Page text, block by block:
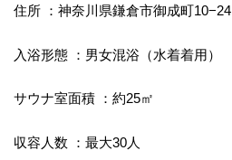
住所 ：神奈川県鎌倉市御成町10−24
入浴形態 ：男女混浴（水着着用）
サウナ室面積 ：約25㎡
収容人数 ：最大30人